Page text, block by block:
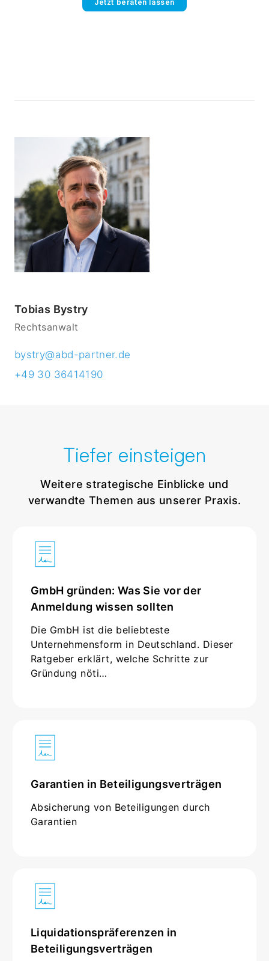
Jetzt beraten lassen
Tobias Bystry
Rechtsanwalt
bystry@abd-partner.de
+49 30 36414190
Tiefer einsteigen
Weitere strategische Einblicke und
verwandte Themen aus unserer Praxis.
GmbH gründen: Was Sie vor der
Anmeldung wissen sollten
Die GmbH ist die beliebteste
Unternehmensform in Deutschland. Dieser
Ratgeber erklärt, welche Schritte zur
Gründung nöti…
Garantien in Beteiligungsverträgen
Absicherung von Beteiligungen durch
Garantien
Liquidationspräferenzen in
Beteiligungsverträgen